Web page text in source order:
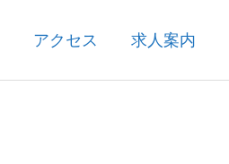
アクセス 求人案内